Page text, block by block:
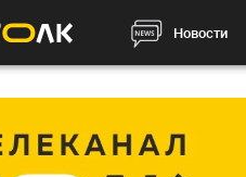
Новости